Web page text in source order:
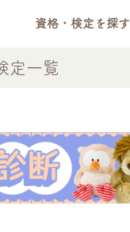
資格・検定を探す
定一覧